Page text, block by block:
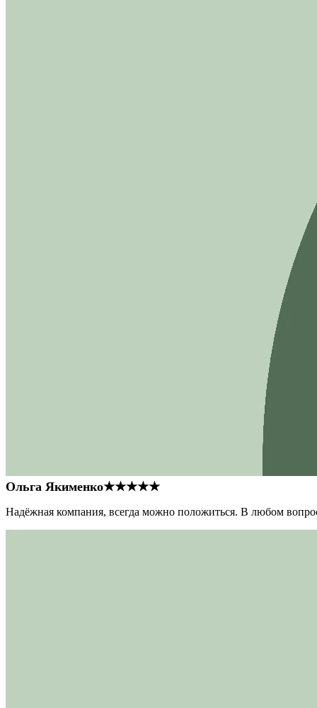
Ольга Якименко★★★★★
Надёжная компания, всегда можно положиться. В любом